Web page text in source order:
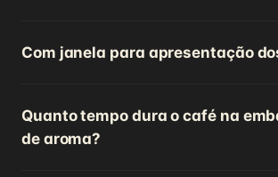
Com janela para apresentação
Quanto tempo dura o café na
de aroma?